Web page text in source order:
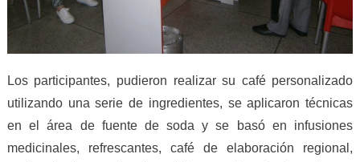
Los participantes, pudieron realizar su café personalizado
utilizando una serie de ingredientes, se aplicaron técnicas
en el área de fuente de soda y se basó en infusiones
medicinales, refrescantes, café de elaboración regional,